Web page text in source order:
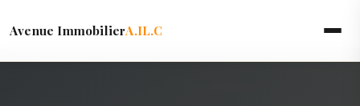
Avenue ImmobilierA.IL.C